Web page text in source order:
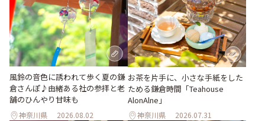
風鈴の音色に誘われて歩く夏の鎌
倉さんぽ♪由緒ある社の参拝と老
舗のひんやり甘味も
神奈川県 2026.08.02
お茶を片手に、小さな手紙をした
ためる鎌倉時間「Teahouse
AlonAlne」
神奈川県 2026.07.31